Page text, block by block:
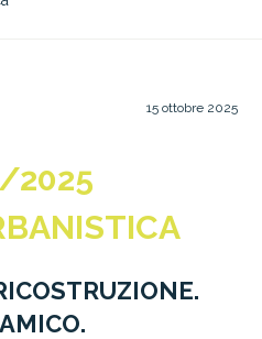
15 ottobre 2025
2025